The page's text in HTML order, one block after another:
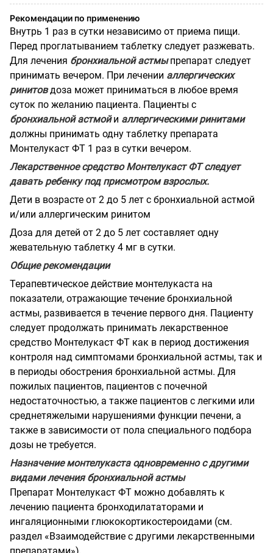
Рекомендации по применению
Внутрь 1 раз в сутки независимо от приема пищи.
Перед проглатыванием таблетку следует разжевать.
Для лечения бронхиальной астмыпрепарат следует
принимать вечером. При лечении аллергических
ринитовдоза может приниматься в любое время
суток по желанию пациента. Пациенты с
бронхиальной астмойи аллергическими ринитами
должны принимать одну таблетку препарата
Монтелукаст ФТ 1 раз в сутки вечером.
Лекарственное средство Монтелукаст ФТ следует
давать ребенку под присмотром взрослых.
Дети в возрасте от 2 до 5 лет с бронхиальной астмой
и/или аллергическим ринитом
Доза для детей от 2 до 5 лет составляет одну
жевательную таблетку 4 мг в сутки.
Общие рекомендации
Терапевтическое действие монтелукаста на
показатели, отражающие течение бронхиальной
астмы, развивается в течение первого дня. Пациенту
следует продолжать принимать лекарственное
средство Монтелукаст ФТ как в период достижения
контроля над симптомами бронхиальной астмы, так и
в периоды обострения бронхиальной астмы. Для
пожилых пациентов, пациентов с почечной
недостаточностью, а также пациентов с легкими или
среднетяжелыми нарушениями функции печени, а
также в зависимости от пола специального подбора
дозы не требуется.
Назначение монтелукаста одновременно с другими
видами лечения бронхиальной астмы
Препарат Монтелукаст ФТ можно добавлять к
лечению пациента бронходилататорами и
ингаляционными глюкокортикостероидами (см.
раздел «Взаимодействие с другими лекарственными